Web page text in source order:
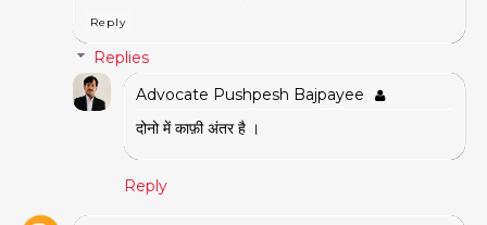
Reply
Replies
Advocate Pushpesh Bajpayee
दोनो में काफ़ी अंतर है ।
Reply